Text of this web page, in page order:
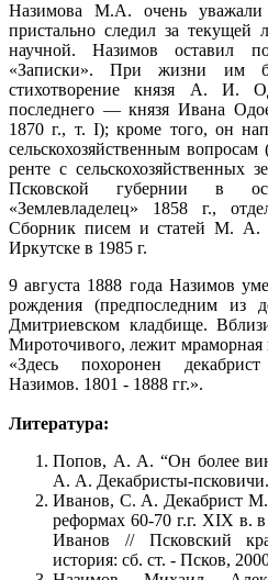
Назимова М.А. очень
пристально следил за текущей
научной. Назимов оставил
«Записки». При жизни им
стихотворение князя А. И.
последнего — князя Ивана
1870 г., т. І); кроме того, он
сельскохозяйственным
ренте с сельскохозяйственных
Псковской губернии в
«Землевладелец» 1858 г.,
Сборник писем и статей М. А.
Иркутске в 1985 г.
9 августа 1888 года Назимов
рождения (предпоследним из
Дмитриевском кладбище.
Мироточивого, лежит мраморная
«Здесь похоронен
Назимов. 1801 - 1888 гг.».
Литература:
Попов, А. А. “Он более
А. А. Декабристы-
Иванов, С. А. Декабрист
реформах 60-70 г.г. XIX в.
Иванов // Псковский
история: сб. ст. - Псков,